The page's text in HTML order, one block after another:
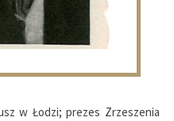
w Łodzi; prezes Zrzeszenia